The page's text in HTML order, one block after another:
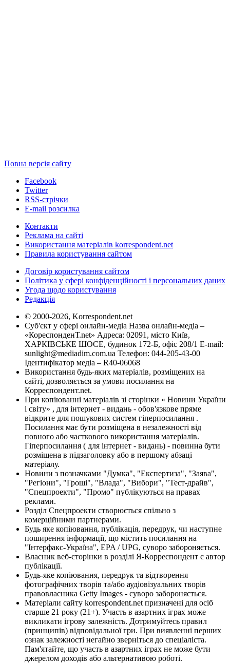
Повна версія сайту
Facebook
Twitter
RSS-стрічки
E-mail розсилка
Контакти
Реклама на сайті
Використання матеріалів korrespondent.net
Правила користування сайтом
Договір користування сайтом
Політика у сфері конфіденційності і персональних даних
Угода щодо користування
Редакція
© 2000-2026, Korrespondent.net
Суб'єкт у сфері онлайн-медіа Назва онлайн-медіа –
«КореспонденТ.net» Адреса: 02091, місто Київ,
ХАРКІВСЬКЕ ШОСЕ, будинок 172-Б, офіс 208/1 E-mail:
sunlight@mediadim.com.ua Телефон: 044-205-43-00
Ідентифікатор медіа – R40-06068
Використання будь-яких матеріалів, розміщених на
сайті, дозволяється за умови посилання на
Корреспондент.net.
При копіюванні матеріалів зі сторінки « Новини України
і світу» , для інтернет - видань - обов'язкове пряме
відкрите для пошукових систем гіперпосилання .
Посилання має бути розміщена в незалежності від
повного або часткового використання матеріалів.
Гіперпосилання ( для інтернет - видань) - повинна бути
розміщена в підзаголовку або в першому абзаці
матеріалу.
Новини з позначками "Думка", "Експертиза", "Заява",
"Регіони", "Гроші", "Влада", "Вибори", "Тест-драйв",
"Спецпроекти", "Промо" публікуються на правах
реклами.
Розділ Спецпроекти створюється спільно з
комерційними партнерами.
Будь яке копіювання, публікація, передрук, чи наступне
поширення інформації, що містить посилання на
"Інтерфакс-Україна", EPA / UPG, суворо забороняється.
Власник веб-сторінки в розділі Я-Корреспондент є автор
публікації.
Будь-яке копіювання, передрук та відтворення
фотографічних творів та/або аудіовізуальних творів
правовласника Getty Images - суворо забороняється.
Матеріали сайту korrespondent.net призначені для осіб
старше 21 року (21+). Участь в азартних іграх може
викликати ігрову залежність. Дотримуйтесь правил
(принципів) відповідальної гри. При виявленні перших
ознак залежності негайно зверніться до спеціаліста.
Пам'ятайте, що участь в азартних іграх не може бути
джерелом доходів або альтернативою роботі.